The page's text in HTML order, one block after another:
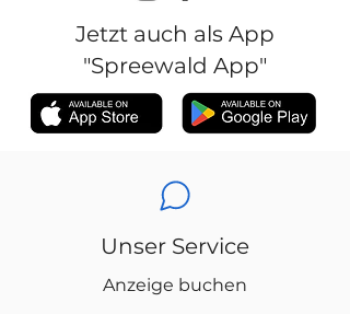
Jetzt auch als App
"Spreewald App"
Unser Service
Anzeige buchen